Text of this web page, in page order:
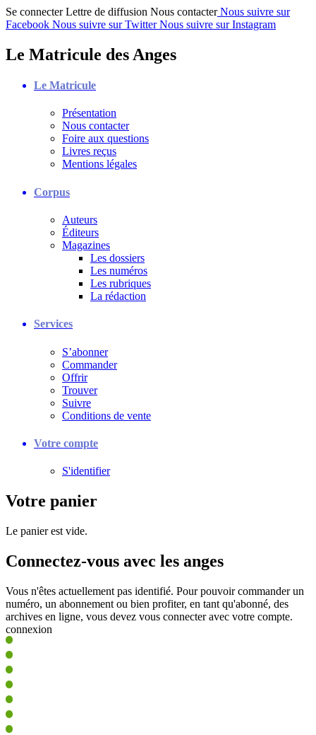
Se connecter Lettre de diffusion Nous contacter Nous suivre sur
Facebook Nous suivre sur Twitter Nous suivre sur Instagram
Le Matricule des Anges
Le Matricule
Présentation
Nous contacter
Foire aux questions
Livres reçus
Mentions légales
Corpus
Auteurs
Éditeurs
Magazines
Les dossiers
Les numéros
Les rubriques
La rédaction
Services
S’abonner
Commander
Offrir
Trouver
Suivre
Conditions de vente
Votre compte
S'identifier
Votre panier
Le panier est vide.
Connectez-vous avec les anges
Vous n'êtes actuellement pas identifié. Pour pouvoir commander un
numéro, un abonnement ou bien profiter, en tant qu'abonné, des
archives en ligne, vous devez vous connecter avec votre compte.
connexion